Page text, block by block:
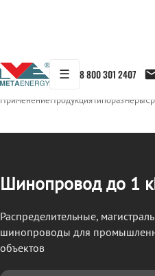
☰ 8 800 301 2407
← Продукция/ШИНОПРОВОД
ПрименениеПродукцияТипоразмеры
Шинопровод до 1
Распределительные,
шинопроводы для
объектов